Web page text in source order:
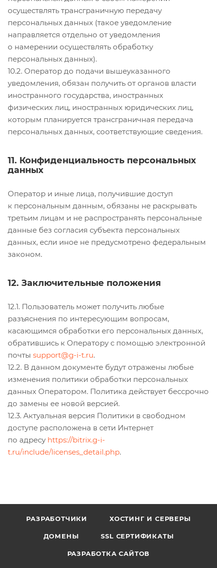
осуществлять трансграничную передачу
персональных данных (такое уведомление
направляется отдельно от уведомления
о намерении осуществлять обработку
персональных данных).
10.2. Оператор до подачи вышеуказанного
уведомления, обязан получить от органов власти
иностранного государства, иностранных
физических лиц, иностранных юридических лиц,
которым планируется трансграничная передача
персональных данных, соответствующие сведения.
11. Конфиденциальность персональных
данных
Оператор и иные лица, получившие доступ
к персональным данным, обязаны не раскрывать
третьим лицам и не распространять персональные
данные без согласия субъекта персональных
данных, если иное не предусмотрено федеральным
законом.
12. Заключительные положения
12.1. Пользователь может получить любые
разъяснения по интересующим вопросам,
касающимся обработки его персональных данных,
обратившись к Оператору с помощью электронной
почты support@g-i-t.ru.
12.2. В данном документе будут отражены любые
изменения политики обработки персональных
данных Оператором. Политика действует бессрочно
до замены ее новой версией.
12.3. Актуальная версия Политики в свободном
доступе расположена в сети Интернет
по адресу https://bitrix.g-i-
t.ru/include/licenses_detail.php.
РАЗРАБОТЧИКИ ХОСТИНГ И СЕРВЕРЫ
ДОМЕНЫ SSL СЕРТИФИКАТЫ
РАЗРАБОТКА САЙТОВ